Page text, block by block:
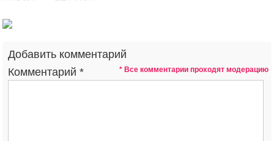
Добавить комментарий
* Все комментарии проходят модерацию
Комментарий*